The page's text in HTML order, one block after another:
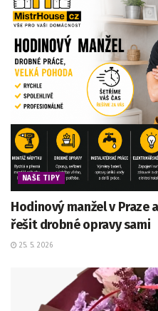
NAŠE TIPY
Hodinový manžel v Praze
řešit drobné opravy sami
25. 5. 2026